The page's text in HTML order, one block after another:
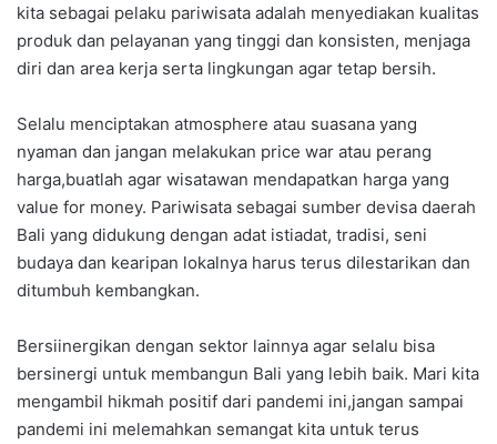
kita sebagai pelaku pariwisata adalah menyediakan kualitas
produk dan pelayanan yang tinggi dan konsisten, menjaga
diri dan area kerja serta lingkungan agar tetap bersih.
Selalu menciptakan atmosphere atau suasana yang
nyaman dan jangan melakukan price war atau perang
harga,buatlah agar wisatawan mendapatkan harga yang
value for money. Pariwisata sebagai sumber devisa daerah
Bali yang didukung dengan adat istiadat, tradisi, seni
budaya dan kearipan lokalnya harus terus dilestarikan dan
ditumbuh kembangkan.
Bersiinergikan dengan sektor lainnya agar selalu bisa
bersinergi untuk membangun Bali yang lebih baik. Mari kita
mengambil hikmah positif dari pandemi ini,jangan sampai
pandemi ini melemahkan semangat kita untuk terus